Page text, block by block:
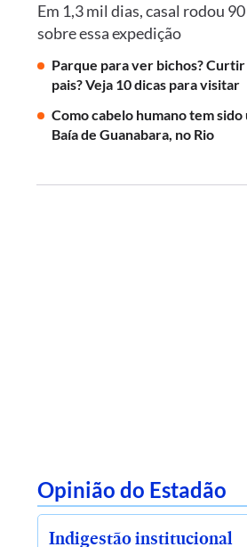
Em 1,3 mil dias, casal rodou
sobre essa expedição
Parque para ver bichos?
pais? Veja 10 dicas para visitar
Como cabelo humano tem
Baía de Guanabara, no Rio
Opinião do Estadão
Indigestão institucional